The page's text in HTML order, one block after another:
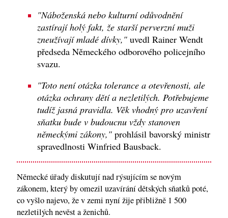
"Náboženská nebo kulturní odůvodnění
zastírají holý fakt, že starší perverzní muži
zneužívají mladé dívky," uvedl Rainer Wendt
předseda Německého odborového policejního
svazu.
"Toto není otázka tolerance a otevřenosti, ale
otázka ochrany dětí a nezletilých. Potřebujeme
tudíž jasná pravidla. Věk vhodný pro uzavření
sňatku bude v budoucnu vždy stanoven
německými zákony," prohlásil bavorský ministr
spravedlnosti Winfried Bausback.
Německé úřady diskutují nad rýsujícím se novým
zákonem, který by omezil uzavírání dětských sňatků poté,
co vyšlo najevo, že v zemi nyní žije přibližně 1 500
nezletilých nevěst a ženichů.